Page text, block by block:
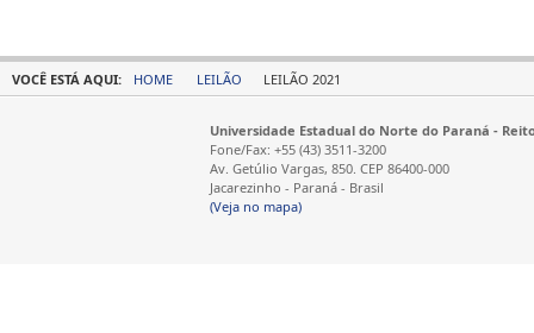
VOCÊ ESTÁ AQUI: HOME LEILÃO LEILÃO 2021
Universidade Estadual do Norte do Paraná -
Fone/Fax: +55 (43) 3511-3200
Av. Getúlio Vargas, 850. CEP 86400-000
Jacarezinho - Paraná - Brasil
(Veja no mapa)